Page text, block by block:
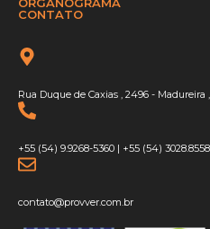
CONTATO
Rua Duque de Caxias , 2496 - Madureira
+55 (54) 9.9268-5360 | +55 (54) 3028.8558
contato@provver.com.br